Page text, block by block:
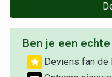
Ben je een
Deviens fan de